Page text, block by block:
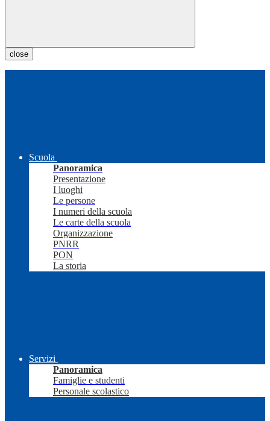
close
Scuola
Panoramica
Presentazione
I luoghi
Le persone
I numeri della scuola
Le carte della scuola
Organizzazione
PNRR
PON
La storia
Servizi
Panoramica
Famiglie e studenti
Personale scolastico